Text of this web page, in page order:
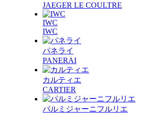
JAEGER LE COULTRE
IWC
IWC
パネライ
PANERAI
カルティエ
CARTIER
パルミジャーニフルリエ